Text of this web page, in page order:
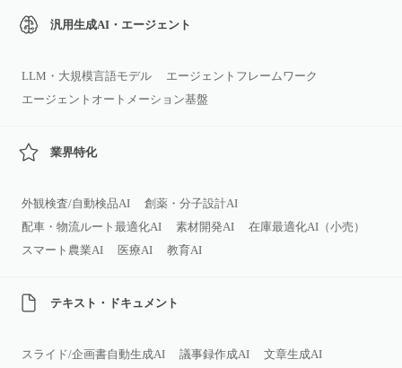
汎用生成AI・エージェント
LLM・大規模言語モデル
エージェントフレームワーク
エージェントオートメーション基盤
業界特化
外観検査/自動検品AI
創薬・分子設計AI
配車・物流ルート最適化AI
素材開発AI
在庫最適化AI（小売）
スマート農業AI
医療AI 教育AI
テキスト・ドキュメント
スライド/企画書自動生成AI 議事録作成AI
文章生成AI